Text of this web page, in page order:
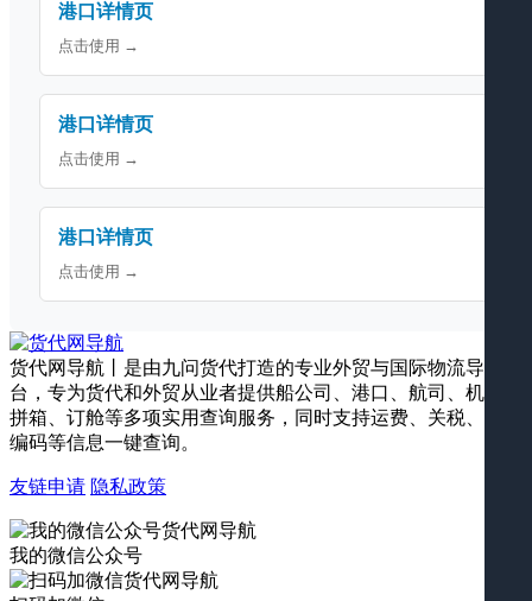
港口详情页
点击使用 →
港口详情页
点击使用 →
港口详情页
点击使用 →
货代网导航丨是由九问货代打造的专业外贸与国际物流导航平
台，专为货代和外贸从业者提供船公司、港口、航司、机场、
拼箱、订舱等多项实用查询服务，同时支持运费、关税、海关
编码等信息一键查询。
友链申请 隐私政策
我的微信公众号